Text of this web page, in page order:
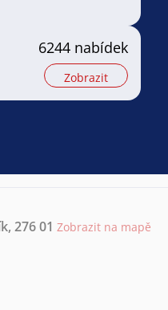
6244 nabídek
Zobrazit
276 01 Zobrazit na mapě